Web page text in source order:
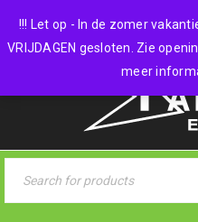
!!! Let op - In de zomer
VRIJDAGEN gesloten. Zie
meer